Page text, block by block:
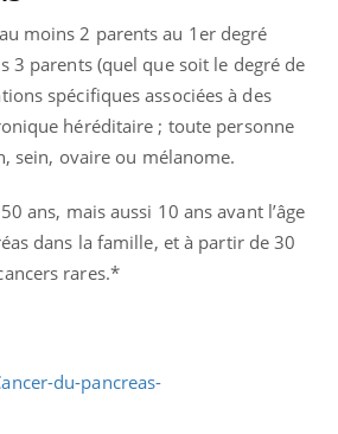
moins 2 parents au 1er degré
3 parents (quel que soit le degré de
spécifiques associées à des
héréditaire ; toute personne
sein, ovaire ou mélanome.
ans, mais aussi 10 ans avant l’âge
dans la famille, et à partir de 30
rares.*
Youtube & Charge mentale : et si on
en parler??Youtube
2026, l'insuline dans le diabète de type 2
reste entourée d'idées reçues chez les
comme parfois chez les soignants.